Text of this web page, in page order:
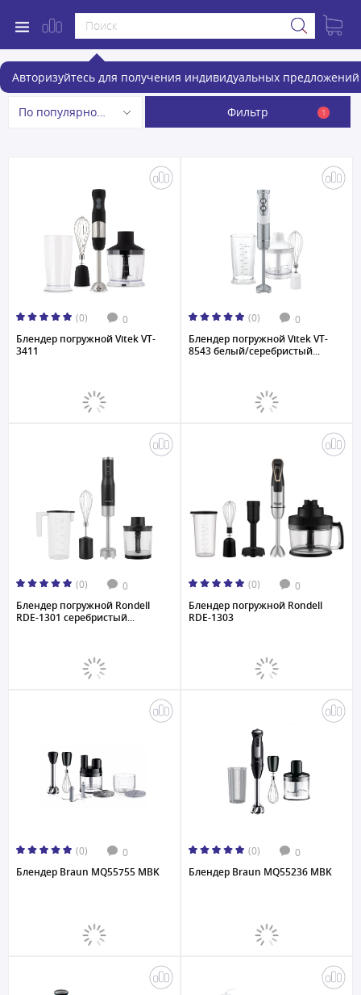
Авторизуйтесь для получения индивидуальных предложений
Блендеры
По популярности Фильтр 1
(0) 0
Блендер погружной Vitek VT-
3411
(0) 0
Блендер погружной Vitek VT-
8543 белый/серебристый...
(0) 0
Блендер погружной Rondell
RDE-1301 серебристый...
(0) 0
Блендер погружной Rondell
RDE-1303
(0) 0
Блендер Braun MQ55755 MBK
(0) 0
Блендер Braun MQ55236 MBK